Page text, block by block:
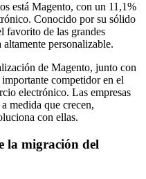
está Magento, con un 11,1%
Conocido por su sólido
favorito de las grandes
personalizable.
de Magento, junto con
competidor en el
electrónico. Las empresas
medida que crecen,
con ellas.
la migración del